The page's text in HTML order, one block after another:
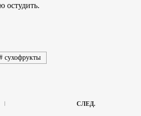
остудить.
сухофрукты
СЛЕД.